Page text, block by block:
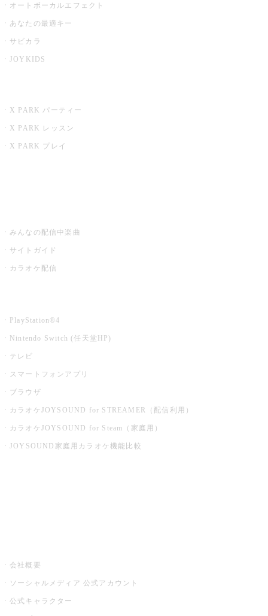
オートボーカルエフェクト
あなたの最適キー
サビカラ
JOYKIDS
X PARK パーティー
X PARK レッスン
X PARK プレイ
みんなの配信中楽曲
サイトガイド
カラオケ配信
PlayStation®4
Nintendo Switch (任天堂HP)
テレビ
スマートフォンアプリ
ブラウザ
カラオケJOYSOUND for STREAMER（配信利用）
カラオケJOYSOUND for Steam（家庭用）
JOYSOUND家庭用カラオケ機能比較
会社概要
ソーシャルメディア 公式アカウント
公式キャラクター